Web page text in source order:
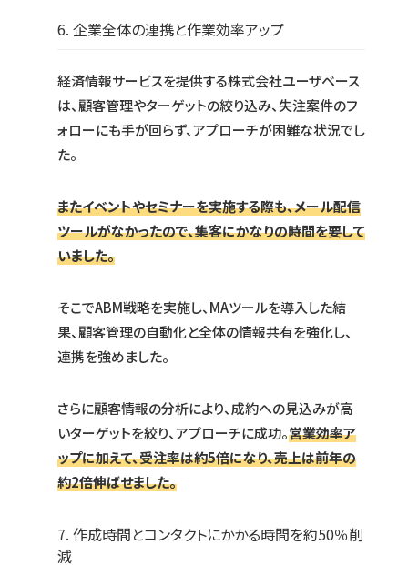
6. 企業全体の連携と作業効率アップ
経済情報サービスを提供する株式会社ユーザベース
は、顧客管理やターゲットの絞り込み、失注案件のフ
ォローにも手が回らず、アプローチが困難な状況でし
た。
またイベントやセミナーを実施する際も、メール配信
ツールがなかったので、集客にかなりの時間を要して
いました。
そこでABM戦略を実施し、MAツールを導入した結
果、顧客管理の自動化と全体の情報共有を強化し、
連携を強めました。
さらに顧客情報の分析により、成約への見込みが高
いターゲットを絞り、アプローチに成功。営業効率ア
ップに加えて、受注率は約5倍になり、売上は前年の
約2倍伸ばせました。
7. 作成時間とコンタクトにかかる時間を約50％削
減